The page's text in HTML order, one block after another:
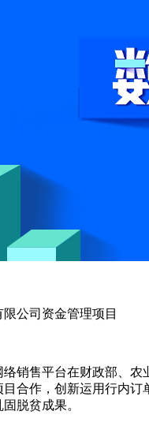
公司资金管理项目
销售平台在财政部、农
合作，创新运用行内订
脱贫成果。